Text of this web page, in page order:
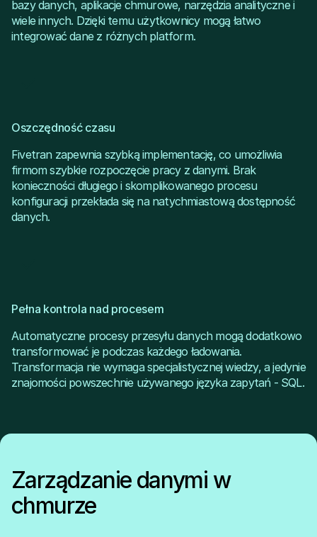
bazy danych, aplikacje chmurowe, narzędzia analityczne i
wiele innych. Dzięki temu użytkownicy mogą łatwo
integrować dane z różnych platform.
Oszczędność czasu
Fivetran zapewnia szybką implementację, co umożliwia
firmom szybkie rozpoczęcie pracy z danymi. Brak
konieczności długiego i skomplikowanego procesu
konfiguracji przekłada się na natychmiastową dostępność
danych.
Pełna kontrola nad procesem
Automatyczne procesy przesyłu danych mogą dodatkowo
transformować je podczas każdego ładowania.
Transformacja nie wymaga specjalistycznej wiedzy, a jedynie
znajomości powszechnie używanego języka zapytań - SQL.
Zarządzanie danymi w
chmurze